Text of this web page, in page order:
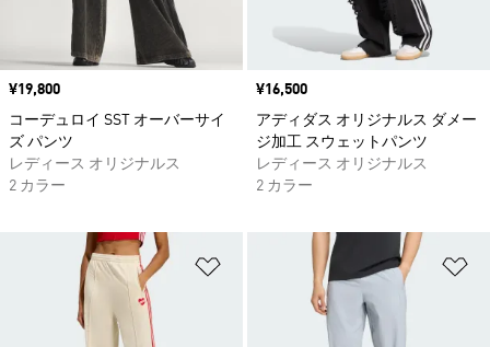
価格
¥19,800
コーデュロイ SST オーバーサイ
ズ パンツ
レディース オリジナルス
2 カラー
価格
¥16,500
アディダス オリジナルス ダメー
ジ加工 スウェットパンツ
レディース オリジナルス
2 カラー
ほしいものリストに追加